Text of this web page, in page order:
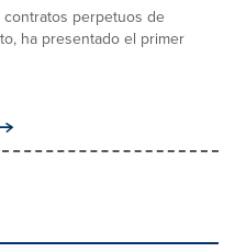
contratos perpetuos de
ha presentado el primer